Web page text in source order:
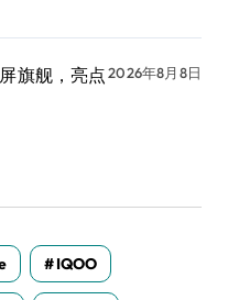
旗舰，亮点2026年8月8日
IQOO